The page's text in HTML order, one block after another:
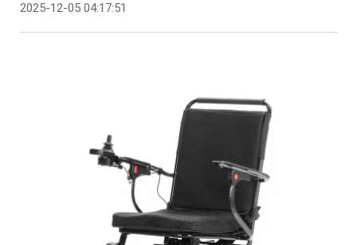
2025-12-05 04:17:51